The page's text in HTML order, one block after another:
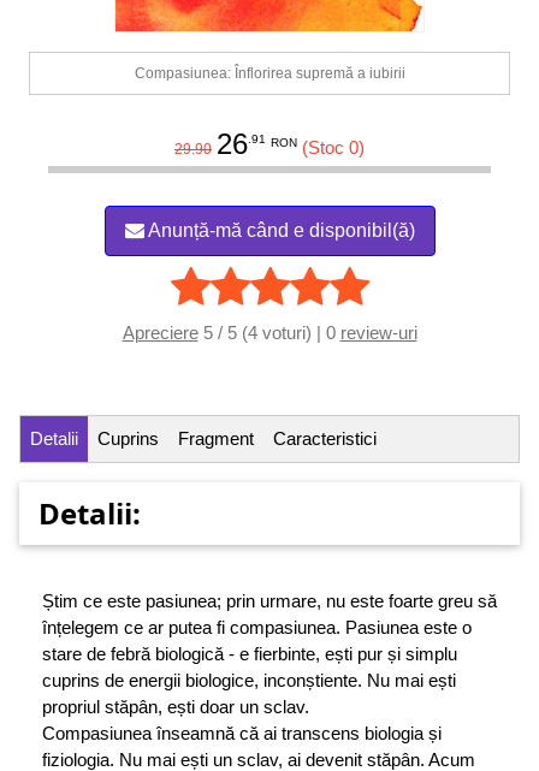
Compasiunea: Înflorirea supremă a iubirii
29.90 26.91 RON (Stoc 0)
Anunță-mă când e disponibil(ă)
Apreciere5 / 5 (4 voturi) | 0 review-uri
Detalii Cuprins Fragment Caracteristici
Detalii:
Știm ce este pasiunea; prin urmare, nu este foarte greu să
înțelegem ce ar putea fi compasiunea. Pasiunea este o
stare de febră biologică - e fierbinte, ești pur și simplu
cuprins de energii biologice, inconștiente. Nu mai ești
propriul stăpân, ești doar un sclav.
Compasiunea înseamnă că ai transcens biologia și
fiziologia. Nu mai ești un sclav, ai devenit stăpân. Acum